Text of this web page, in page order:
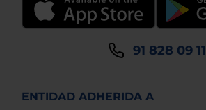
91 828 09 11
ENTIDAD ADHERIDA A